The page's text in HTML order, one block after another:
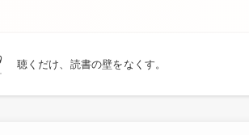
聴くだけ、読書の壁をなくす。